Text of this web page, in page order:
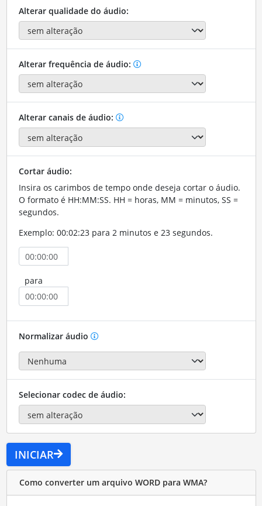
Alterar qualidade do áudio:
Alterar frequência de áudio:
Alterar canais de áudio:
Cortar áudio:
Insira os carimbos de tempo onde deseja cortar o áudio.
O formato é HH:MM:SS. HH = horas, MM = minutos, SS =
segundos.
Exemplo: 00:02:23 para 2 minutos e 23 segundos.
para
Normalizar áudio
Selecionar codec de áudio:
INICIAR
Como converter um arquivo WORD para WMA?